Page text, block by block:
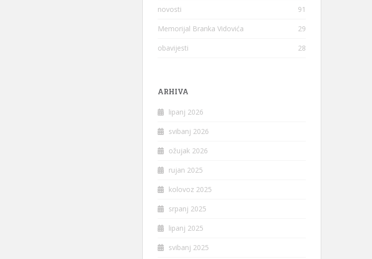
novosti 91
Memorijal Branka Vidovića 29
obavijesti 28
ARHIVA
lipanj 2026
svibanj 2026
ožujak 2026
rujan 2025
kolovoz 2025
srpanj 2025
lipanj 2025
svibanj 2025